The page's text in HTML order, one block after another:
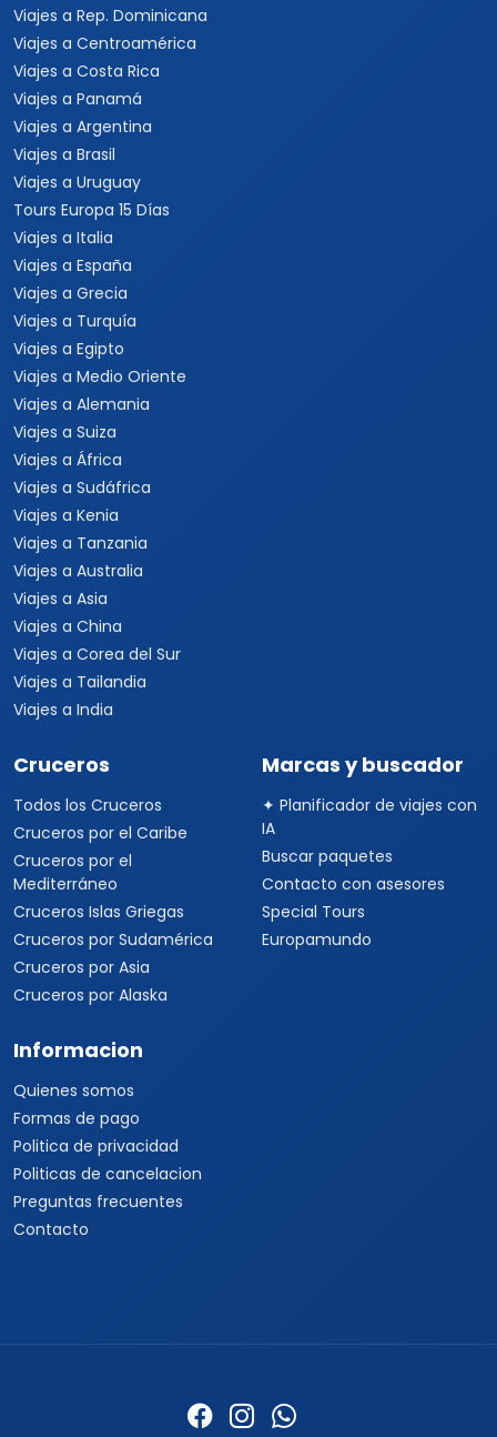
Viajes a Rep. Dominicana
Viajes a Centroamérica
Viajes a Costa Rica
Viajes a Panamá
Viajes a Argentina
Viajes a Brasil
Viajes a Uruguay
Tours Europa 15 Días
Viajes a Italia
Viajes a España
Viajes a Grecia
Viajes a Turquía
Viajes a Egipto
Viajes a Medio Oriente
Viajes a Alemania
Viajes a Suiza
Viajes a África
Viajes a Sudáfrica
Viajes a Kenia
Viajes a Tanzania
Viajes a Australia
Viajes a Asia
Viajes a China
Viajes a Corea del Sur
Viajes a Tailandia
Viajes a India
Cruceros
Todos los Cruceros
Cruceros por el Caribe
Cruceros por el
Mediterráneo
Cruceros Islas Griegas
Cruceros por Sudamérica
Cruceros por Asia
Cruceros por Alaska
Marcas y buscador
✦ Planificador de viajes con
IA
Buscar paquetes
Contacto con asesores
Special Tours
Europamundo
Informacion
Quienes somos
Formas de pago
Politica de privacidad
Politicas de cancelacion
Preguntas frecuentes
Contacto